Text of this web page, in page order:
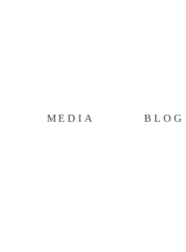
MEDIA BLOG